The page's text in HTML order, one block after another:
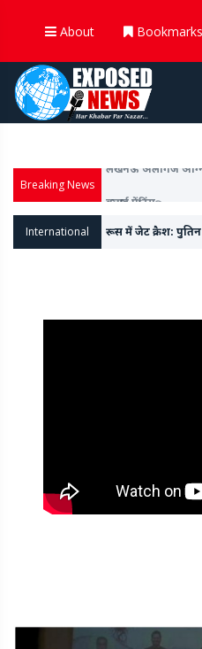
About Bookmarks
Breaking News
International
रूस में जेट क्रैश: पुतिन